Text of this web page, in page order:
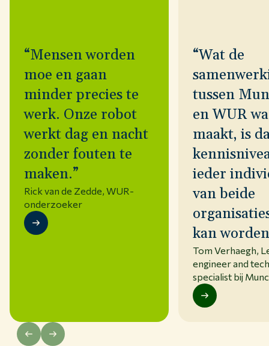
“Mensen worden
moe en gaan
minder precies te
werk. Onze robot
werkt dag en nacht
zonder fouten te
maken.”
Rick van de Zedde, WUR-
onderzoeker
“Wat de
tussen
en WUR
maakt, is
ieder
van beide
kan
Tom Verhaegh,
engineer and
specialist bij